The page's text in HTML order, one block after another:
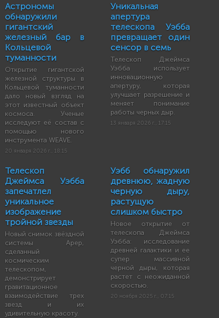
Астрономы
обнаружили
гигантский
железный бар в
Кольцевой
туманности
Открытие гигантской
железной структуры в
Кольцевой туманности
дало новый взгляд на
этот известный объект
космоса. Ученые
исследуют её состав с
помощью нового
инструмента WEAVE.
20 января 2026 г., 18:15
Уникальная
апертура
телескопа Уэбба
превращает один
сенсор в семь
Телескоп Джеймса
Уэбба использует
инновационную
апертуру, которая
улучшает разрешение и
меняет понимание
работы черных дыр.
13 января 2026 г., 17:15
Телескоп
Джеймса Уэбба
запечатлел
уникальное
изображение
тройной звезды
Новый снимок звёздной
системы Аpep,
сделанный
космическим
телескопом,
демонстрирует
гравитационное
взаимодействие трех
звезд и их
удивительную красоту.
Уэбб обнаружил
древнюю, жадную
черную дыру,
растущую
слишком быстро
Новое открытие от
телескопа Джеймса
Уэбба: исследование
древней галактики и ее
супер массивной
черной дыры, которая
растет с неожиданной
скоростью.
20 ноября 2025 г., 07:15